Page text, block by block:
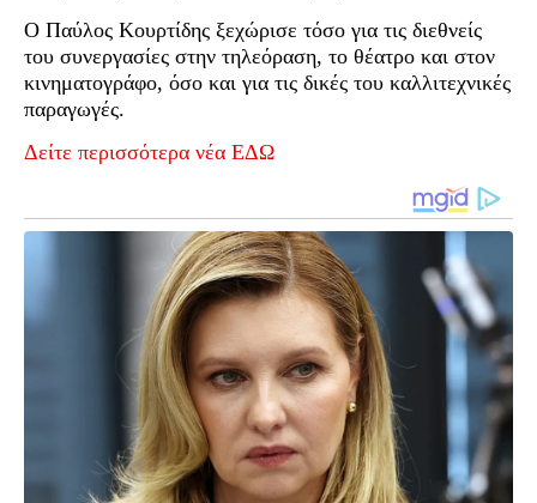
Ο Παύλος Κουρτίδης ξεχώρισε τόσο για τις διεθνείς
του συνεργασίες στην τηλεόραση, το θέατρο και στον
κινηματογράφο, όσο και για τις δικές του καλλιτεχνικές
παραγωγές.
Δείτε περισσότερα νέα ΕΔΩ